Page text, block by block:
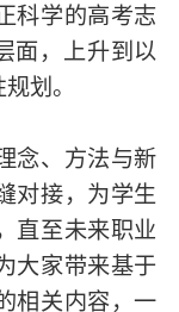
科学的高考志
面，上升到以
划。
念、方法与新
对接，为学生
直至未来职业
大家带来基于
相关内容，一